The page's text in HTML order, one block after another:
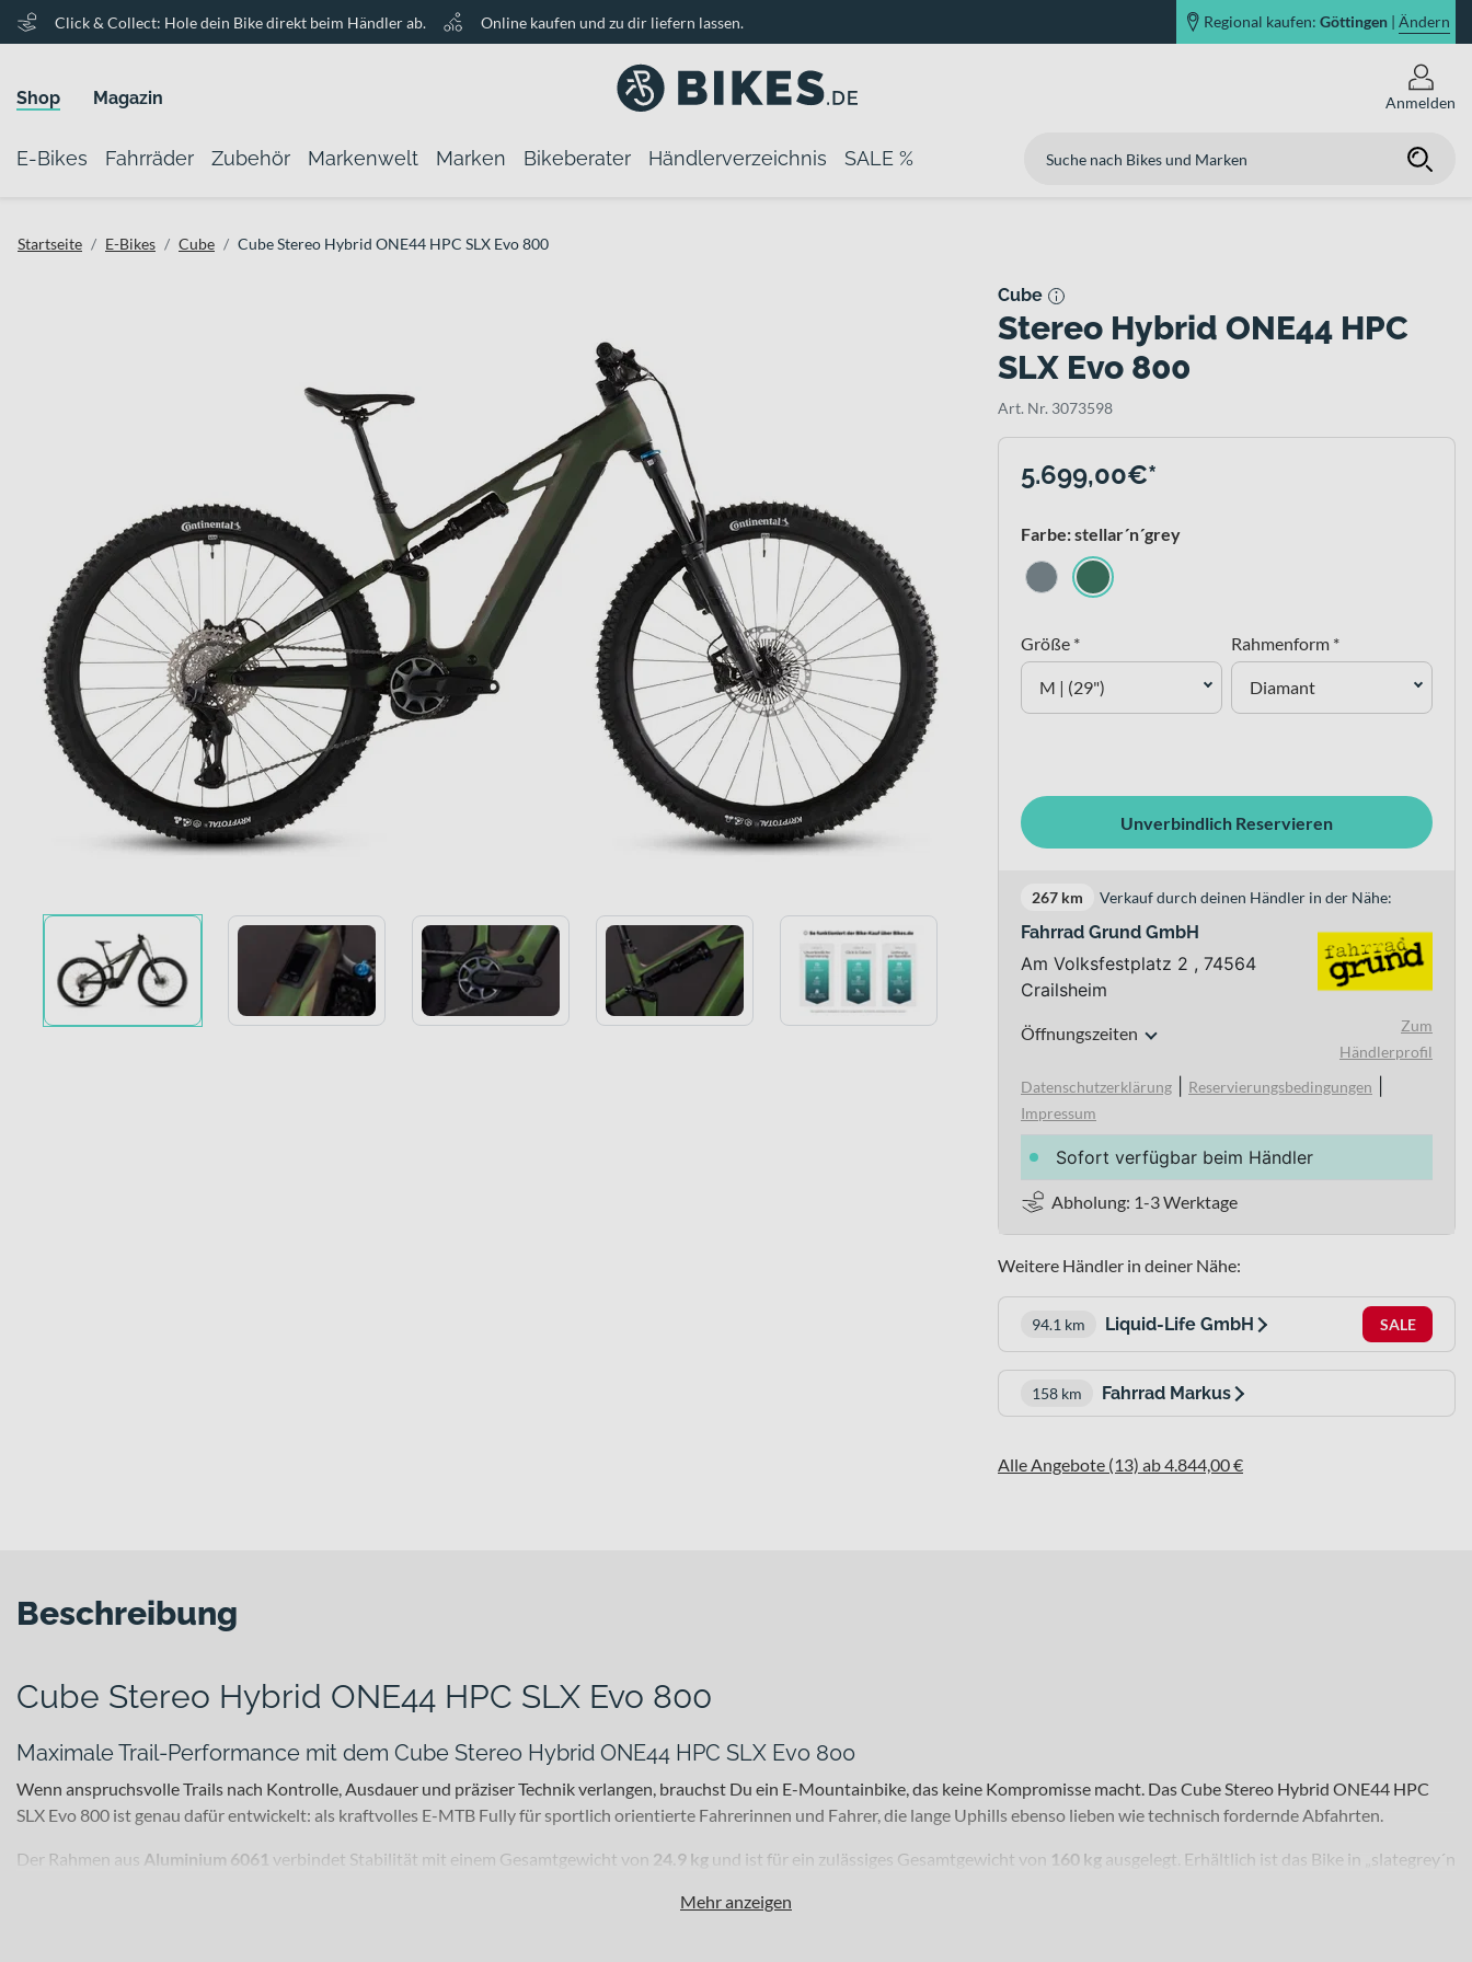
Click & Collect: Hole dein Bike direkt beim Händler ab. Online kaufen und zu dir liefern lassen. Regional kaufen: Göttingen | Ändern
Shop Magazin Anmelden
E-Bikes Fahrräder Zubehör Markenwelt Marken Bikeberater Händlerverzeichnis SALE %
Startseite E-Bikes Cube Cube Stereo Hybrid ONE44 HPC SLX Evo 800
Cube
Stereo Hybrid ONE44 HPC
SLX Evo 800
Art. Nr. 3073598
5.699,00€*
Farbe: stellar´n´grey
Größe *
M | (29")
Rahmenform *
Diamant
Unverbindlich Reservieren
267 km Verkauf durch deinen Händler in der Nähe:
Fahrrad Grund GmbH
Am Volksfestplatz 2 , 74564
Crailsheim
Öffnungszeiten
Zum
Händlerprofil
Datenschutzerklärung
Reservierungsbedingungen
Impressum
Sofort verfügbar beim Händler
Abholung: 1-3 Werktage
Weitere Händler in deiner Nähe:
SALE
94.1 km Liquid-Life GmbH
158 km Fahrrad Markus
Alle Angebote (13) ab 4.844,00 €
Beschreibung
Cube Stereo Hybrid ONE44 HPC SLX Evo 800
Maximale Trail-Performance mit dem Cube Stereo Hybrid ONE44 HPC SLX Evo 800
Wenn anspruchsvolle Trails nach Kontrolle, Ausdauer und präziser Technik verlangen, brauchst Du ein E-Mountainbike, das keine Kompromisse macht. Das Cube Stereo Hybrid ONE44 HPC
SLX Evo 800 ist genau dafür entwickelt: als kraftvolles E-MTB Fully für sportlich orientierte Fahrerinnen und Fahrer, die lange Uphills ebenso lieben wie technisch fordernde Abfahrten.
Der Rahmen aus Aluminium 6061 verbindet Stabilität mit einem Gesamtgewicht von 24.9 kg und ist für ein zulässiges Gesamtgewicht von 160 kg ausgelegt. Erhältlich ist das Bike in „slategrey´n
Mehr anzeigen